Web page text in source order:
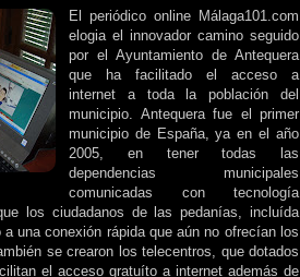
El periódico online Málaga101.com
elogia el innovador camino seguido
por el Ayuntamiento de Antequera
que ha facilitado el acceso a
internet a toda la población del
municipio. Antequera fue el primer
municipio de España, ya en el año
2005, en tener todas las
dependencias municipales
comunicadas con tecnología
los ciudadanos de las pedanías, incluída
una conexión rápida que aún no ofrecían los
se crearon los telecentros, que dotados
el acceso gratuíto a internet además de